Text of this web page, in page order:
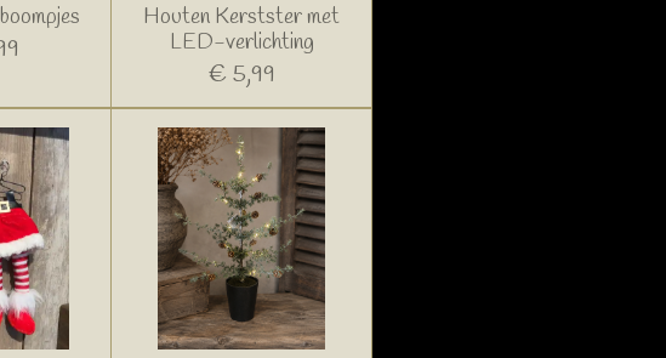
Houten Kerstster met
LED-verlichting
€ 5,99